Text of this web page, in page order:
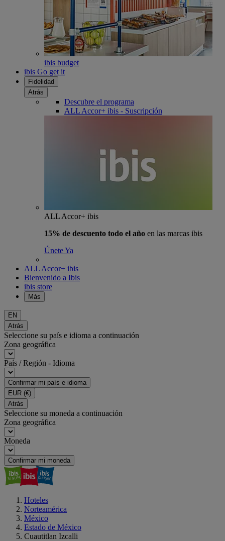
ibis budget
ibis Go get it
Fidelidad
Atrás
Descubre el programa
ALL Accor+ ibis - Suscripción
ALL Accor+ ibis
15% de descuento todo el año en las marcas ibis
Únete Ya
ALL Accor+ ibis
Bienvenido a Ibis
ibis store
Más
EN
Atrás
Seleccione su país e idioma a continuación
Zona geográfica
País / Región - Idioma
Confirmar mi país e idioma
EUR (€)
Atrás
Seleccione su moneda a continuación
Zona geográfica
Moneda
Confirmar mi moneda
Hoteles
Norteamérica
México
Estado de México
Cuautitlan Izcalli